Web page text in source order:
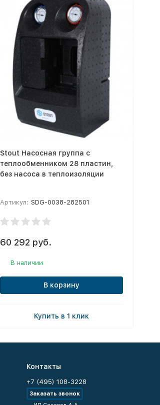
Stout Насосная группа с
теплообменником 28 пластин,
без насоса в теплоизоляции
Артикул: SDG-0038-282501
60 292 руб.
В наличии
В корзину
Купить в 1 клик
Контакты
+7 (495) 108-3228
Заказать звонок